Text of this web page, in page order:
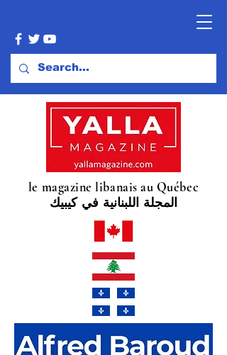
le magazine libanais au Québec
المجلة اللبنانية في كيبيك